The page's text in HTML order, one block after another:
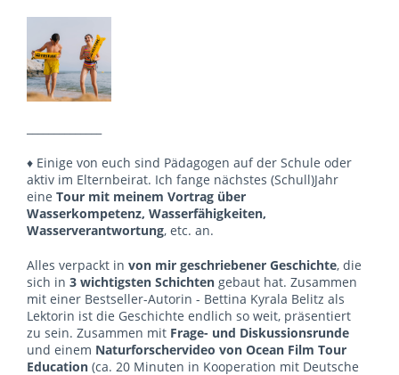
♦ Einige von euch sind Pädagogen auf der Schule oder
aktiv im Elternbeirat. Ich fange nächstes (Schull)Jahr
eine Tour mit meinem Vortrag über
Wasserkompetenz, Wasserfähigkeiten,
Wasserverantwortung, etc. an.
Alles verpackt in von mir geschriebener Geschichte, die
sich in 3 wichtigsten Schichten gebaut hat. Zusammen
mit einer Bestseller-Autorin - Bettina Kyrala Belitz als
Lektorin ist die Geschichte endlich so weit, präsentiert
zu sein. Zusammen mit Frage- und Diskussionsrunde
und einem Naturforschervideo von Ocean Film Tour
Education (ca. 20 Minuten in Kooperation mit Deutsche